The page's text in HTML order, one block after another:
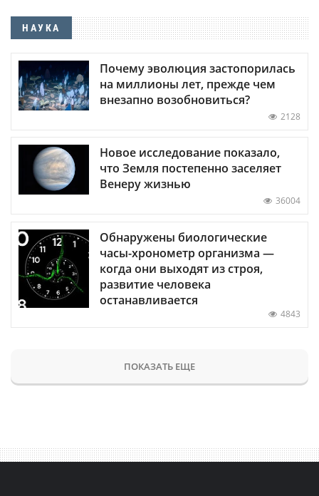
НАУКА
Почему эволюция застопорилась
на миллионы лет, прежде чем
внезапно возобновиться?
2128
Новое исследование показало,
что Земля постепенно заселяет
Венеру жизнью
36004
Обнаружены биологические
часы-хронометр организма —
когда они выходят из строя,
развитие человека
останавливается
4843
ПОКАЗАТЬ ЕЩЕ